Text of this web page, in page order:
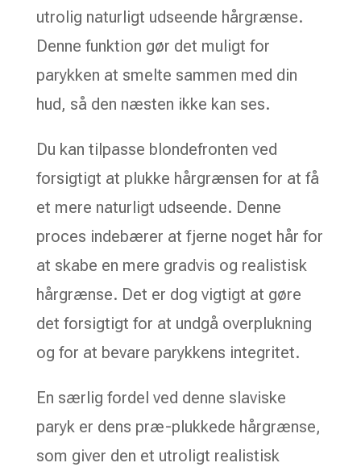
utrolig naturligt udseende hårgrænse.
Denne funktion gør det muligt for
parykken at smelte sammen med din
hud, så den næsten ikke kan ses.
Du kan tilpasse blondefronten ved
forsigtigt at plukke hårgrænsen for at få
et mere naturligt udseende. Denne
proces indebærer at fjerne noget hår for
at skabe en mere gradvis og realistisk
hårgrænse. Det er dog vigtigt at gøre
det forsigtigt for at undgå overplukning
og for at bevare parykkens integritet.
En særlig fordel ved denne slaviske
paryk er dens præ-plukkede hårgrænse,
som giver den et utroligt realistisk